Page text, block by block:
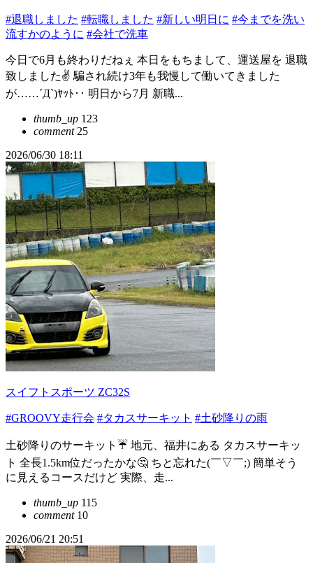
#退職しました #転職しました #新しい明日に #今までを洗い
流すかのように #会社で洗車
今日で6月も終わりだねぇ 本日をもちまして、運送屋を 退職
致しました✌️ 騙され続け3年も我慢して働いてきました
が……´Д`)ﾔｯﾄ‥ 明日から7月 新職...
thumb_up 123
comment25
2026/06/30 18:11
スイフトスポーツ ZC32S
#GROOVY走行会 #タカスサーキット #土砂降りの雨
土砂降りのサーキット☔️ 地元、福井にある タカスサーキッ
ト 全長1.5km位だったかな🤔 ちと忘れた(￣▽￣;) 簡単そう
に見えるコースだけど 実際、走...
thumb_up 115
comment10
2026/06/21 20:51